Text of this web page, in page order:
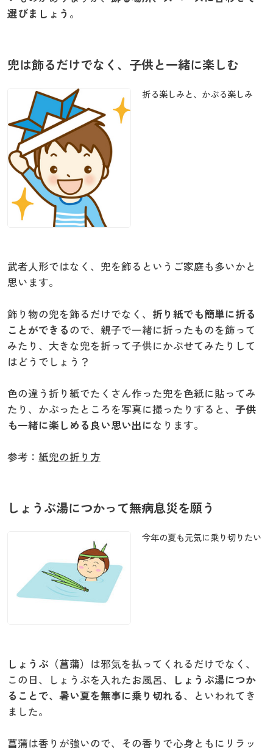
選びましょう 。
兜は飾るだけでなく、子供と一緒に楽しむ
武者人形ではなく、兜を飾るというご家庭も多いかと
思います。
飾り物の兜を飾るだけでなく、 折り紙でも簡単に折る
ことができるので、親子で一緒に折ったものを飾って
みたり、大きな兜を折って子供にかぶせてみたりして
はどうでしょう？
色の違う折り紙でたくさん作った兜を色紙に貼ってみ
たり、かぶったところを写真に撮ったりすると、 子供
も一緒に楽しめる良い思い出になります。
参考： 紙兜の折り方
折る楽しみと、かぶる楽しみ
しょうぶ湯につかって無病息災を願う
しょうぶ（菖蒲） は邪気を払ってくれるだけでなく、
この日、しょうぶを入れたお風呂、
しょうぶ湯につか
ることで、暑い夏を無事に乗り切れる、といわれてき
ました。
菖蒲は香りが強いので、その香りで心身ともにリラッ
今年の夏も元気に乗り切りたい